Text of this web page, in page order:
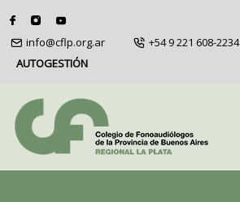
info@cflp.org.ar
+54 9 221 608-2234
AUTOGESTIÓN